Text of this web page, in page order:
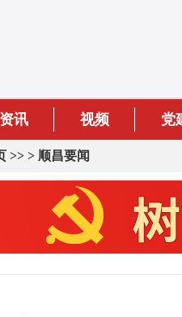
资讯 视频 党
>> > 顺昌要闻